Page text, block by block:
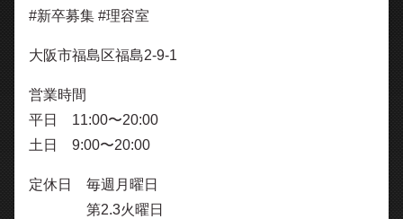
#新卒募集 #理容室
大阪市福島区福島2-9-1
営業時間
平日 11:00〜20:00
土日 9:00〜20:00
定休日 毎週月曜日
第2.3火曜日